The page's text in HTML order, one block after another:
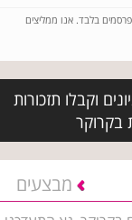
בלבד. אנו ממליצים
וקבלו תזכורות
בקרוקר
מבצעים